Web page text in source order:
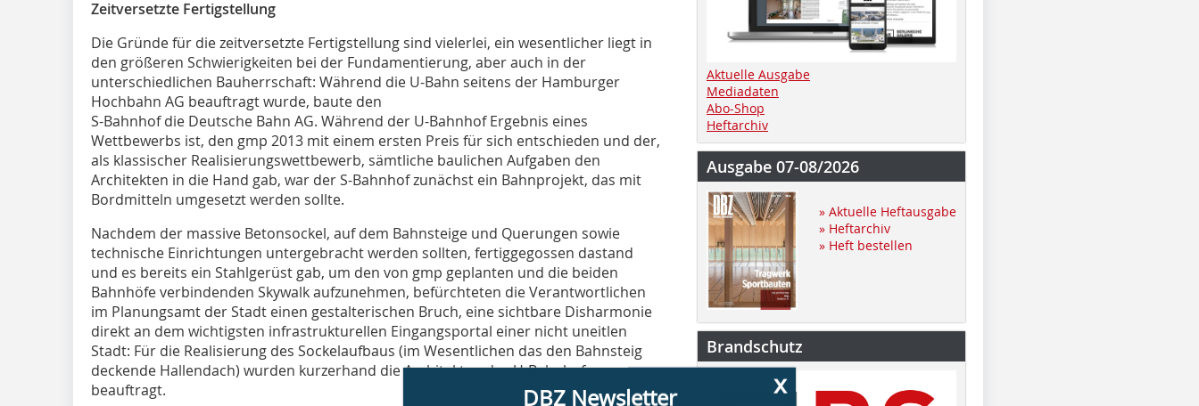
Zeitversetzte Fertigstellung
Die Gründe für die zeitversetzte Fertigstellung sind vielerlei, ein wesentlicher liegt in
den größeren Schwierigkeiten bei der Fundamentierung, aber auch in der
unterschiedlichen Bauherrschaft: Während die U-Bahn seitens der Hamburger
Hochbahn AG beauftragt wurde, baute den
S-Bahnhof die Deutsche Bahn AG. Während der U-Bahnhof Ergebnis eines
Wettbewerbs ist, den gmp 2013 mit einem ersten Preis für sich entschieden und der,
als klassischer Realisierungswettbewerb, sämtliche baulichen Aufgaben den
Architekten in die Hand gab, war der S-Bahnhof zunächst ein Bahnprojekt, das mit
Bordmitteln umgesetzt werden sollte.
Nachdem der massive Betonsockel, auf dem Bahnsteige und Querungen sowie
technische Einrichtungen untergebracht werden sollten, fertiggegossen dastand
und es bereits ein Stahlgerüst gab, um den von gmp geplanten und die beiden
Bahnhöfe verbindenden Skywalk aufzunehmen, befürchteten die Verantwortlichen
im Planungsamt der Stadt einen gestalterischen Bruch, eine sichtbare Disharmonie
direkt an dem wichtigsten infrastrukturellen Eingangsportal einer nicht uneitlen
Stadt: Für die Realisierung des Sockelaufbaus (im Wesentlichen das den Bahnsteig
deckende Hallendach) wurden kurzerhand die Architekten des U-Bahnhofs
beauftragt.
x
DBZ Newsletter
Aktuelle Ausgabe
Mediadaten
Abo-Shop
Heftarchiv
Ausgabe 07-08/2026
» Aktuelle Heftausgabe
» Heftarchiv
» Heft bestellen
Brandschutz